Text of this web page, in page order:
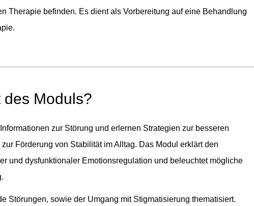
Therapie befinden. Es dient als Vorbereitung auf eine Behandlung
des Moduls?
zur Störung und erlernen Strategien zur besseren
Förderung von Stabilität im Alltag. Das Modul erklärt den
und dysfunktionaler Emotionsregulation und beleuchtet mögliche
Störungen, sowie der Umgang mit Stigmatisierung thematisiert.